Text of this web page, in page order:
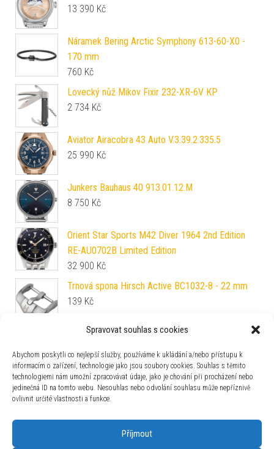
Spravovat souhlas s cookies
Abychom poskytli co nejlepší služby, používáme k ukládání a/nebo přístupu k
informacím o zařízení, technologie jako jsou soubory cookies. Souhlas s těmito
technologiemi nám umožní zpracovávat údaje, jako je chování při procházení nebo
jedinečná ID na tomto webu. Nesouhlas nebo odvolání souhlasu může nepříznivě
ovlivnit určité vlastnosti a funkce.
Příjmout
13 390 Kč
Náramek Bering Arctic Symphony 613-60-X0 -
170 mm
760 Kč
Lovecký nůž Mikov Fixir 232-XR-6V KP
2 734 Kč
Aviator Airacobra 43 Auto V.3.39.2.335.5
25 990 Kč
Junkers Bauhaus 40 913.01.12.M
8 750 Kč
Orient Star Sports M42 Diver 1964 2nd Edition
RE-AU0702B Limited Edition
32 900 Kč
Trnová spona Hirsch Active BC1032-8 - 22 mm
139 Kč
Orient Star RE-BW0004S M45 Classic Moon
Phase
79 900Kč
Hamilton Khaki Navy Scuba Quartz H82231150
19 800Kč